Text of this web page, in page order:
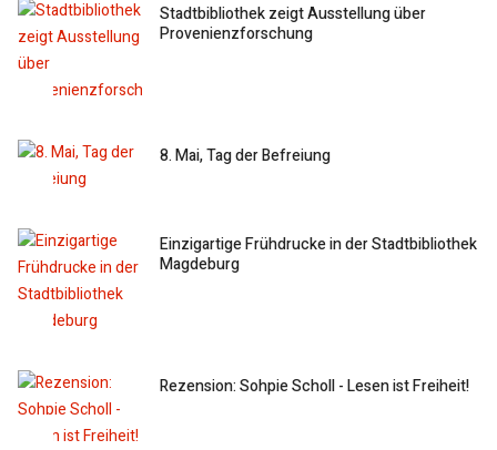
Stadtbibliothek zeigt Ausstellung über
Provenienzforschung
8. Mai, Tag der Befreiung
Einzigartige Frühdrucke in der Stadtbibliothek
Magdeburg
Rezension: Sohpie Scholl - Lesen ist Freiheit!